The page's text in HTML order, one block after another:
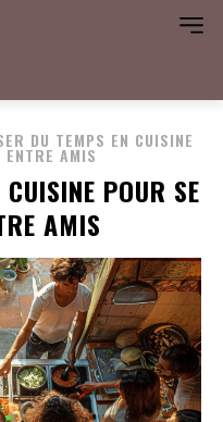
DU TEMPS EN CUISINE
ENTRE AMIS
POUR SE
AMIS